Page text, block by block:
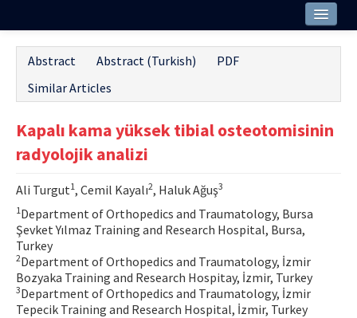
Issues and Articles
Editorial Board
Instructions
Aims and Scope
Contact Us
E-ISSN: 2687-4792
Abstract Abstract (Turkish)
PDF
Similar Articles
Kapalı kama yüksek tibial osteotomisinin
radyolojik analizi
Ali Turgut1, Cemil Kayalı2, Haluk Ağuş3
1 Department of Orthopedics and Traumatology, Bursa
Şevket Yılmaz Training and Research Hospital, Bursa,
Turkey
2Department of Orthopedics and Traumatology, İzmir
Bozyaka Training and Research Hospitay, İzmir, Turkey
3Department of Orthopedics and Traumatology, İzmir
Tepecik Training and Research Hospital, İzmir, Turkey